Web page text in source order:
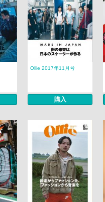
Ollie 2017年11月号
購入